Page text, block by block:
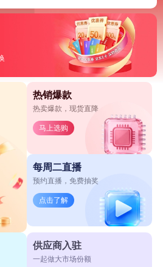
热销爆款
热卖爆款，现货直降
马上选购
每周二直播
预约直播，免费抽奖
点击了解
供应商入驻
一起做大市场份额